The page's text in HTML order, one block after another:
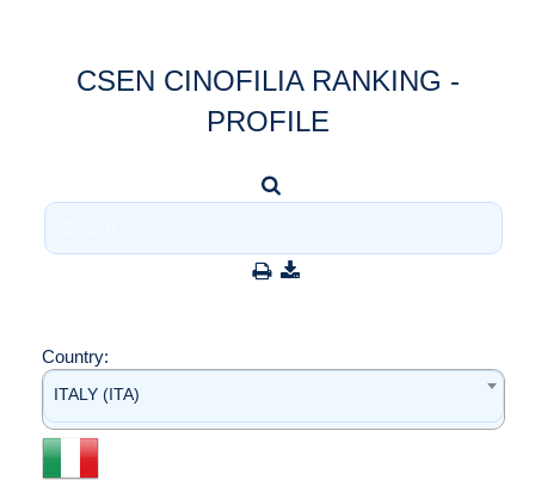
CSEN CINOFILIA RANKING -
PROFILE
Country:
ITALY (ITA)